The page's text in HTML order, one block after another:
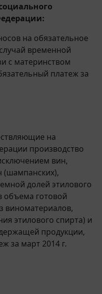
на обязательное
временной
с материнством
платеж за
на
производство
вин,
(шампанских),
долей этилового
объема готовой
виноматериалов,
этилового спирта) и
продукции,
за март 2014 г.